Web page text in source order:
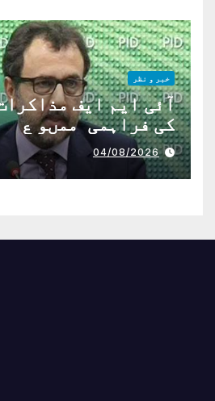
خبر و نظر
آئی ایم ایف
کی فراہمی ممںو ع
04/08/2026